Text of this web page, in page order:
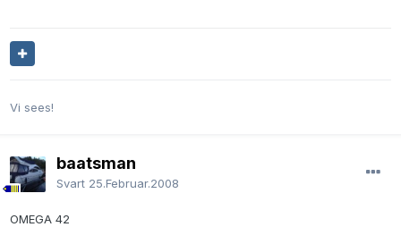
Vi sees!
baatsman
Svart 25.Februar.2008
OMEGA 42